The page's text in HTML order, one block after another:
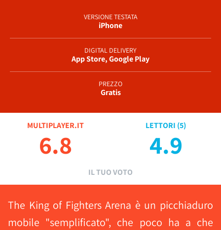
VERSIONE TESTATA
iPhone
DIGITAL DELIVERY
App Store, Google Play
PREZZO
Gratis
MULTIPLAYER.IT
6.8
LETTORI (5)
4.9
IL TUO VOTO
The King of Fighters Arena è un picchiaduro
mobile "semplificato", che poco ha a che